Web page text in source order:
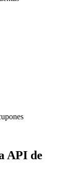
API de